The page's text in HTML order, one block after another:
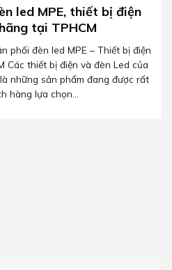
led MPE, thiết bị điện
tại TPHCM
phối đèn led MPE – Thiết bị điện
Các thiết bị điện và đèn Led của
những sản phẩm đang được rất
hàng lựa chọn...